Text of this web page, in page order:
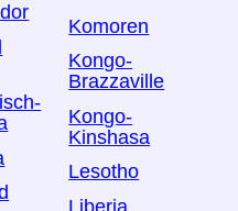
Komoren
Kongo-
Brazzaville
Kongo-
Kinshasa
Lesotho